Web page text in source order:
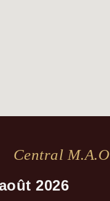
Central M.a.o
2026